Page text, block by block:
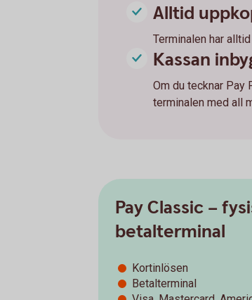
Alltid
Terminalen har
Kassan
Om du tecknar Pay
terminalen med all
Pay Classic –
betalterminal
Kortinlösen
Betalterminal